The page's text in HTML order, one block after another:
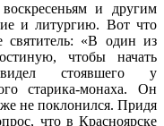
и другим
и литургию. Вот что
святитель: «В один из
чтобы начать
стоявшего у
старика-монаха. Он
не поклонился. Придя
что в Красноярске